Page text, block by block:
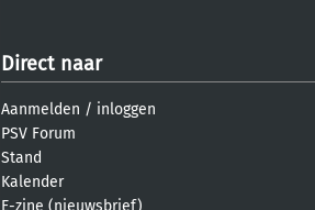
Direct naar
Aanmelden / inloggen
PSV Forum
Stand
Kalender
E-zine (nieuwsbrief)